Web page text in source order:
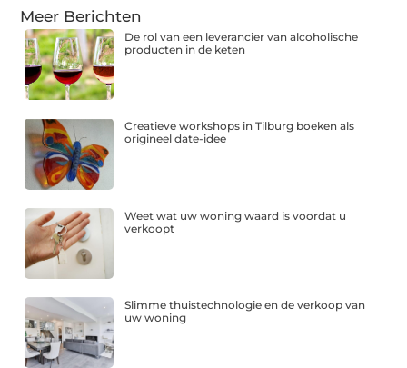
Meer Berichten
De rol van een leverancier van alcoholische
producten in de keten
Creatieve workshops in Tilburg boeken als
origineel date-idee
Weet wat uw woning waard is voordat u
verkoopt
Slimme thuistechnologie en de verkoop van
uw woning